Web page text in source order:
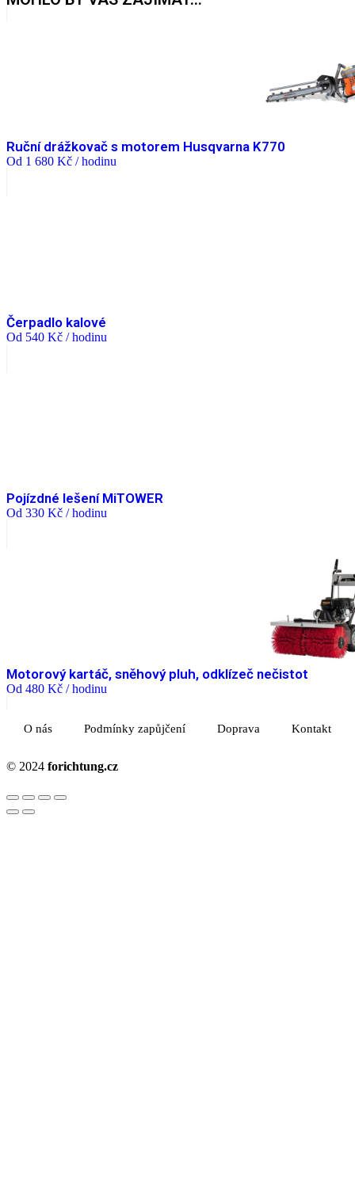
Ruční drážkovač s motorem Husqvarna K770
Od 1 680 Kč / hodinu
Čerpadlo kalové
Od 540 Kč / hodinu
Pojízdné lešení MiTOWER
Od 330 Kč / hodinu
Motorový kartáč, sněhový pluh, odklízeč nečistot
Od 480 Kč / hodinu
O nás Podmínky zapůjčení Doprava Kontakt
© 2024 forichtung.cz